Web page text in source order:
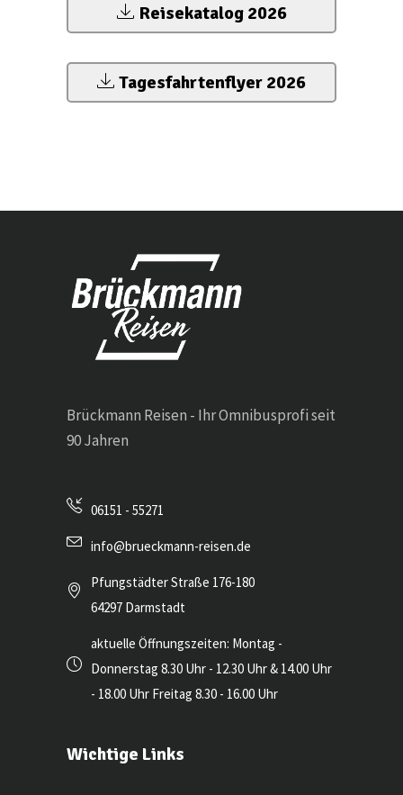
Reisekatalog 2026
Tagesfahrtenflyer 2026
Brückmann Reisen - Ihr Omnibusprofi seit
90 Jahren
06151 - 55271
info@brueckmann-reisen.de
Pfungstädter Straße 176-180
64297 Darmstadt
aktuelle Öffnungszeiten: Montag -
Donnerstag 8.30 Uhr - 12.30 Uhr & 14.00 Uhr
- 18.00 Uhr Freitag 8.30 - 16.00 Uhr
Wichtige Links